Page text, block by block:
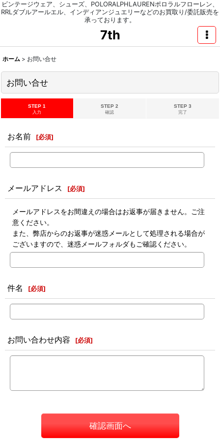
ビンテージウェア、シューズ、POLORALPHLAURENポロラルフローレン、
RRLダブルアールエル、インディアンジュエリーなどのお買取り/委託販売を
承っております。
7th
ホーム > お問い合せ
お問い合せ
STEP 1
入力
STEP 2
確認
STEP 3
完了
お名前 [必須]
メールアドレス [必須]
メールアドレスをお間違えの場合はお返事が届きません。ご注
意ください。
また、弊店からのお返事が迷惑メールとして処理される場合が
ございますので、迷惑メールフォルダもご確認ください。
件名 [必須]
お問い合わせ内容 [必須]
確認画面へ